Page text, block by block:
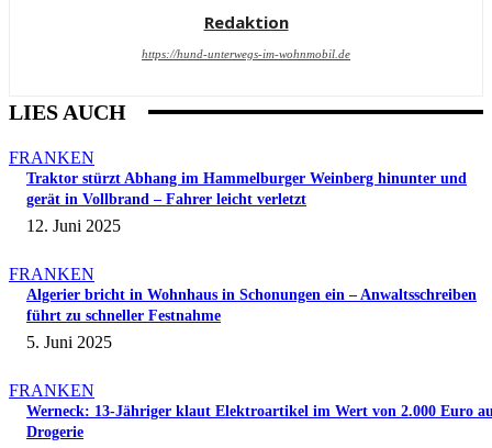
Redaktion
https://hund-unterwegs-im-wohnmobil.de
LIES AUCH
FRANKEN
Traktor stürzt Abhang im Hammelburger Weinberg hinunter und
gerät in Vollbrand – Fahrer leicht verletzt
12. Juni 2025
FRANKEN
Algerier bricht in Wohnhaus in Schonungen ein – Anwaltsschreiben
führt zu schneller Festnahme
5. Juni 2025
FRANKEN
Werneck: 13-Jähriger klaut Elektroartikel im Wert von 2.000 Euro
Drogerie